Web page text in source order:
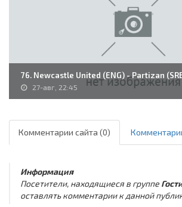
76. Newcastle United (ENG) - Partizan
27-авг, 22:45
Комментарии сайта (0)
Информация
Посетители, находящиеся в группе
оставлять комментарии к данной